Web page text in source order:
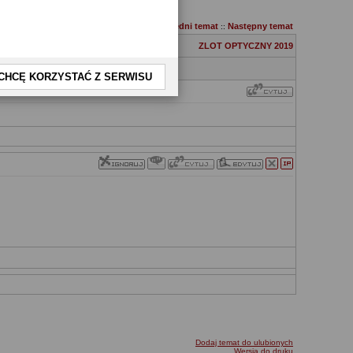
KORZYSTAĆ Z SERWISU
Poprzedni temat :: Następny temat
ZLOT OPTYCZNY 2019
Dodaj temat do ulubionych
Wersja do druku